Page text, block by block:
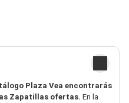
Plaza Vea encontrarás
Zapatillas ofertas. En la